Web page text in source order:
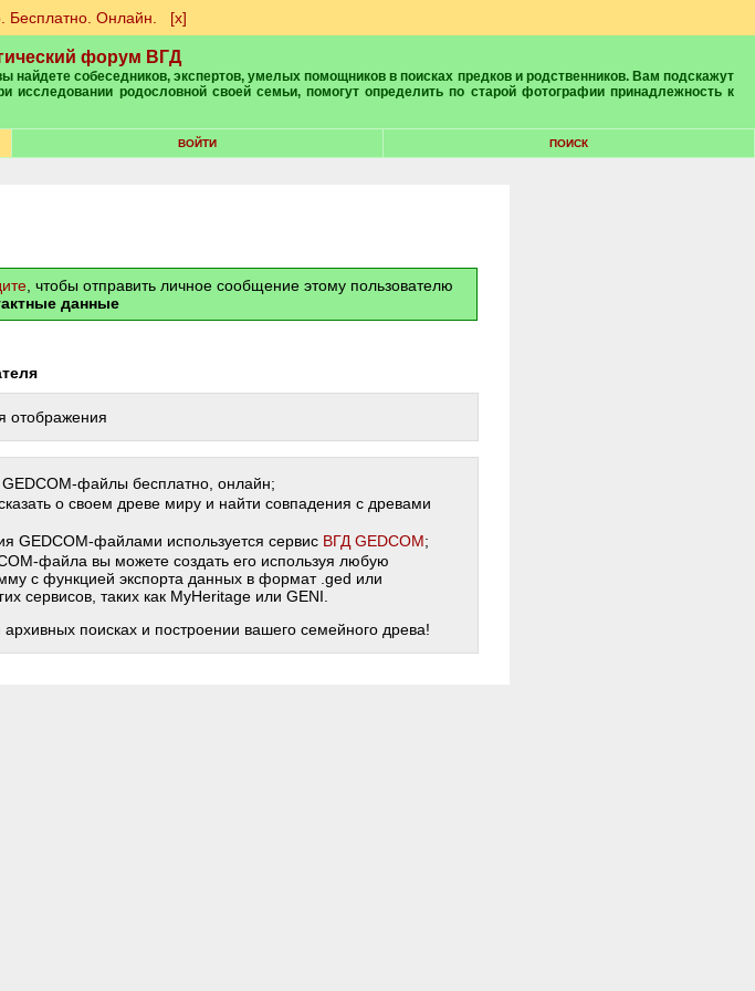
Бесплатно. Онлайн. [х]
форум ВГД
родословной своей семьи, помогут определить по старой фотографии принадлежность к
ВОЙТИ ПОИСК
, чтобы отправить личное сообщение этому пользователю
данные
отображения
файлы бесплатно, онлайн;
о своем древе миру и найти совпадения с древами
GEDCOM-файлами используется сервис ВГД GEDCOM;
файла вы можете создать его используя любую
с функцией экспорта данных в формат .ged или
сервисов, таких как MyHeritage или GENI.
архивных поисках и построении вашего семейного древа!